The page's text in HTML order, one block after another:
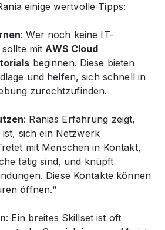
einige wertvolle Tipps:
: Wer noch keine IT-
sollte mitAWS Cloud
beginnen. Diese bieten
und helfen, sich schnell in
zurechtzufinden.
: Ranias Erfahrung zeigt,
sich ein Netzwerk
mit Menschen in Kontakt,
tätig sind, und knüpft
Diese Kontakte können
öffnen.“
: Ein breites Skillset ist oft